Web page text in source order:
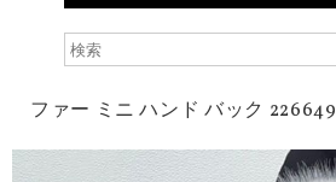
ファー ミニ ハンド バック 226649